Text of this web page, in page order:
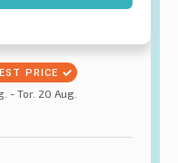
- Tor. 20 Aug.